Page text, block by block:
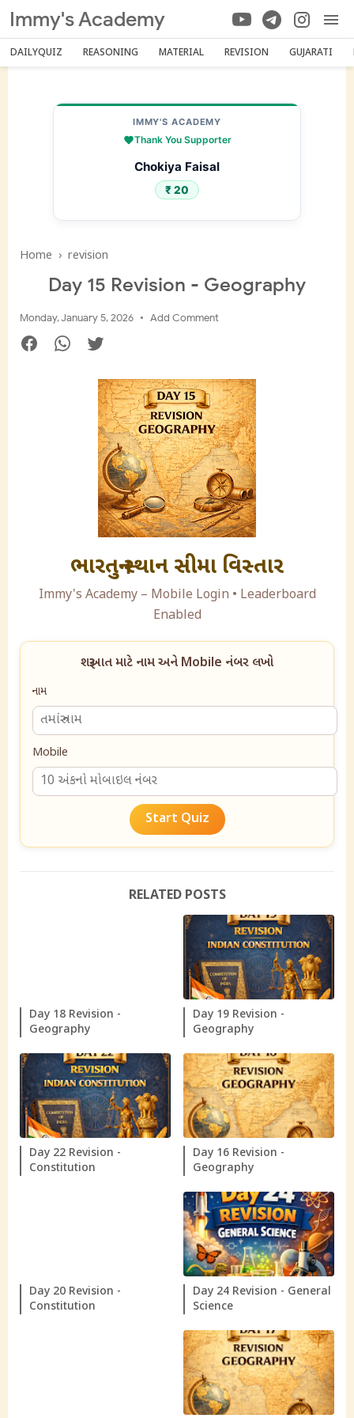
Immy's Academy
DAILYQUIZ REASONING MATERIAL REVISION GUJARATI
IMMY'S ACADEMY
Thank You Supporter
Chokiya Faisal
₹ 20
Home › revision
Day 15 Revision - Geography
Monday, January 5, 2026 Add Comment
ભારતનુ સ્થાન સીમા વિસ્તાર
Immy's Academy – Mobile Login • Leaderboard
Enabled
શરૂઆત માટે નામ અને Mobile નંબર લખો
નામ
Mobile
Start Quiz
RELATED POSTS
Day 18 Revision -
Geography
Day 19 Revision -
Geography
Day 22 Revision -
Constitution
Day 16 Revision -
Geography
Day 20 Revision -
Constitution
Day 24 Revision - General
Science